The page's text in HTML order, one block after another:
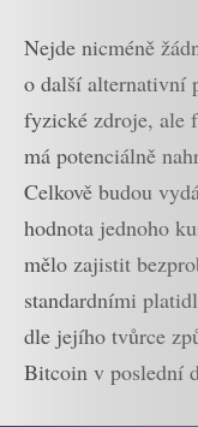
Nejde nicméně
o další alternativní
fyzické zdroje, ale
má potenciálně
Celkově budou
hodnota jednoho
mělo zajistit
standardními
dle jejího tvůrce
Bitcoin v poslední